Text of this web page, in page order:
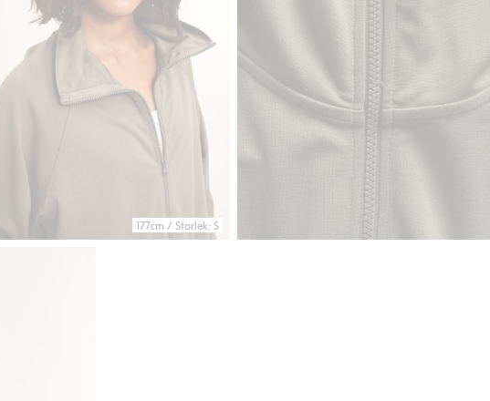
177cm / Storlek: S